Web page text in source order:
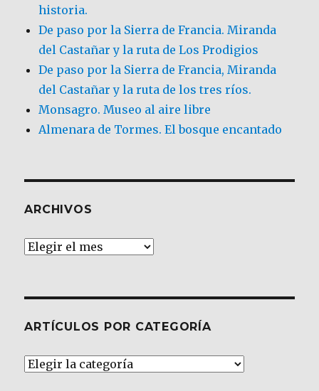
historia.
De paso por la Sierra de Francia. Miranda
del Castañar y la ruta de Los Prodigios
De paso por la Sierra de Francia, Miranda
del Castañar y la ruta de los tres ríos.
Monsagro. Museo al aire libre
Almenara de Tormes. El bosque encantado
ARCHIVOS
Archivos
ARTÍCULOS POR CATEGORÍA
Artículos